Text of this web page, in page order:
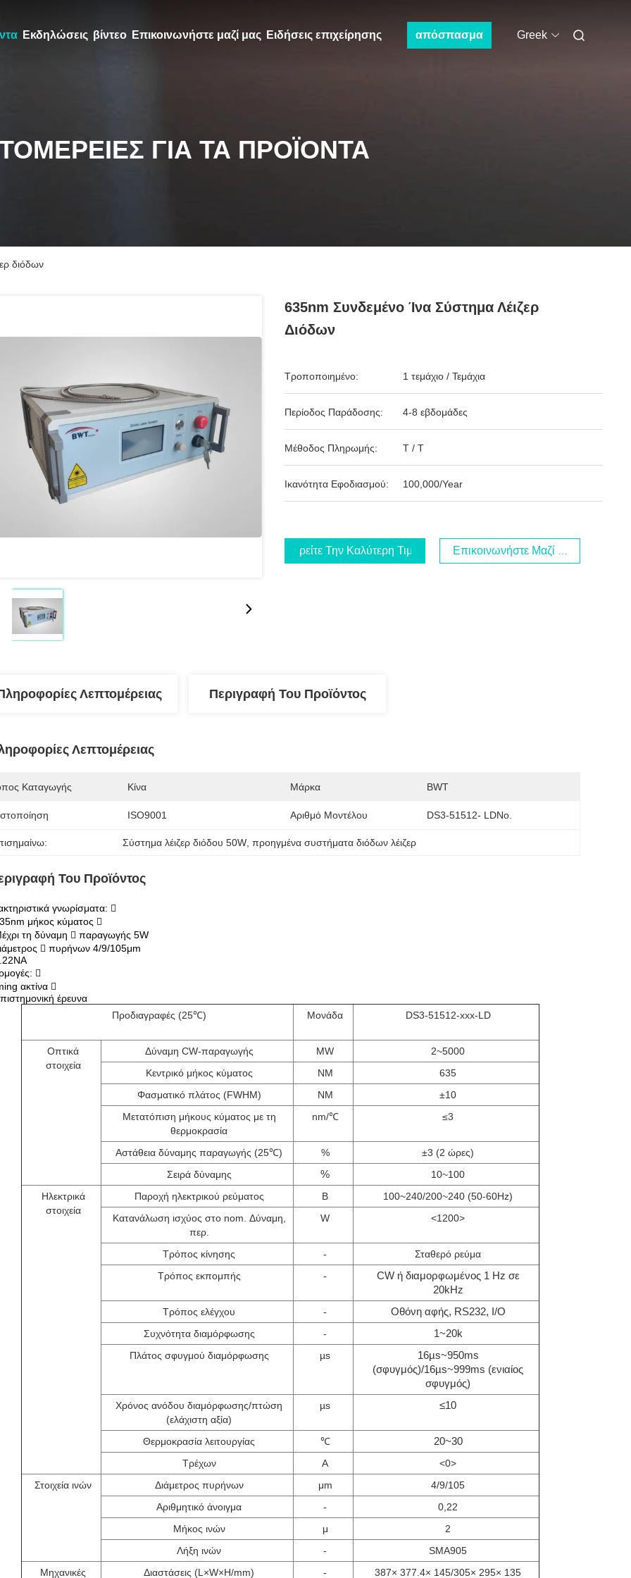
Εκδηλώσεις βίντεο Επικοινωνήστε μαζί μας Ειδήσεις επιχείρησης απόσπασμα Greek
ΓΙΑ ΤΑ ΠΡΟΪΌΝΤΑ
διόδων
635nm Συνδεμένο Ίνα Σύστημα Λέιζερ
Διόδων
Τροποποιημένο: 1 τεμάχιο / Τεμάχια
Περίοδος Παράδοσης: 4-8 εβδομάδες
Μέθοδος Πληρωμής: T / T
Ικανότητα Εφοδιασμού: 100,000/Year
Βρείτε Την Καλύτερη Τιμή Επικοινωνήστε Μαζί Μας
Λεπτομέρειας Περιγραφή Του Προϊόντος
Λεπτομέρειας
Καταγωγής Κίνα Μάρκα BWT
ISO9001 Αριθμό Μοντέλου DS3-51512- LDNo.
Σύστημα λέιζερ διόδου 50W , προηγμένα συστήματα διόδων λέιζερ
Του Προϊόντος
γνωρίσματα: 
μήκος κύματος 
τη δύναμη  παραγωγής 5W
 πυρήνων 4/9/105μm

ακτίνα 
έρευνα
Προδιαγραφές (25℃)
Μονάδα DS3-51512-xxx-LD
Οπτικά
στοιχεία
Δύναμη CW-παραγωγής MW
2~5000
Κεντρικό μήκος κύματος
NM
635
Φασματικό πλάτος (FWHM)
NM
±10
Μετατόπιση μήκους κύματος με τη
θερμοκρασία
nm/℃ ≤3
Αστάθεια δύναμης παραγωγής (25℃) %
±3 (2 ώρες)
Σειρά δύναμης
%
10~100
Ηλεκτρικά
στοιχεία
Παροχή ηλεκτρικού ρεύματος Β
100~240/200~240 (50-60Hz)
Κατανάλωση ισχύος στο nom. Δύναμη,
περ.
W <1200>
Τρόπος κίνησης -
Σταθερό ρεύμα
Τρόπος εκπομπής
-
CW ή διαμορφωμένος 1 Hz σε
20kHz
Τρόπος ελέγχου - Οθόνη αφής, RS232, I/O
Συχνότητα διαμόρφωσης - 1~20k
Πλάτος σφυγμού διαμόρφωσης µs
16µs~950ms
(σφυγμός)/16µs~999ms (ενιαίος
σφυγμός)
Χρόνος ανόδου διαμόρφωσης/πτώση
(ελάχιστη αξία)
µs ≤10
Θερμοκρασία λειτουργίας ℃ 20~30
Τρέχων Α
<0>
Στοιχεία ινών
Διάμετρος πυρήνων μm
4/9/105
Αριθμητικό άνοιγμα
-
0,22
Μήκος ινών
μ
2
Λήξη ινών
-
SMA905
Μηχανικές
Διαστάσεις (L×W×H/mm) - 387× 377.4× 145/305× 295× 135